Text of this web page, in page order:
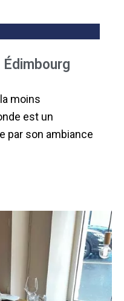
moins
est un
par son ambiance